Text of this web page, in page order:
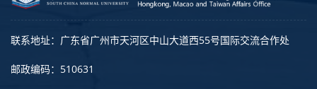
联系地址：广东省广州市天河区中山大道西55号国际交流合作处
邮政编码：510631